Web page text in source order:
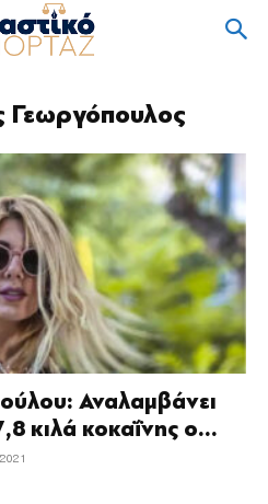
Γεωργόπουλος
Αναλαμβάνει
κιλά κοκαΐνης ο...